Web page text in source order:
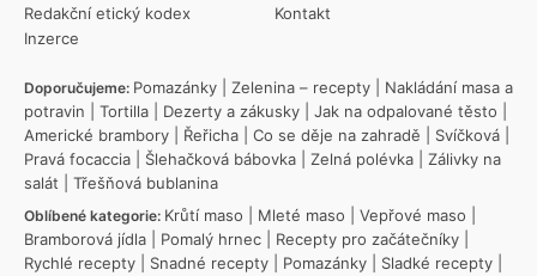
Redakční etický kodex
Inzerce
Kontakt
Doporučujeme: Pomazánky Zelenina – recepty
Nakládání masa a
potravin
Tortilla Dezerty a zákusky Jak na odpalované těsto
Americké brambory
Řeřicha Co se děje na zahradě Svíčková
Pravá focaccia
Šlehačková bábovka Zelná polévka
Zálivky na
salát
Třešňová bublanina
Oblíbené kategorie: Krůtí maso Mleté maso Vepřové maso
Bramborová jídla
Pomalý hrnec Recepty pro začátečníky
Rychlé recepty
Snadné recepty Pomazánky Sladké recepty